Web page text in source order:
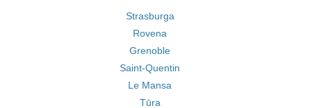
Strasburga
Rovena
Grenoble
Saint-Quentin
Le Mansa
Tūra